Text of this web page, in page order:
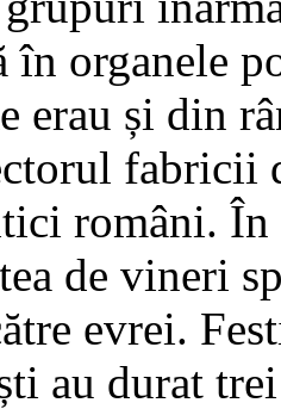
în organele
erau și din
fabricii
români.
de vineri
evrei.
au durat